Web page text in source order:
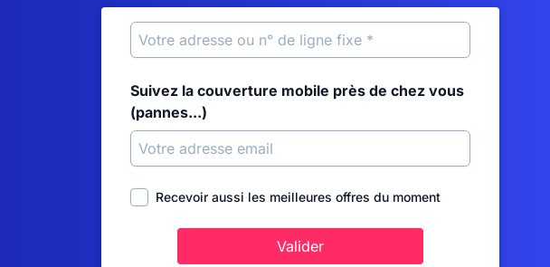
Suivez la couverture mobile près de chez vous
(pannes...)
Recevoir aussi les meilleures offres du moment
Valider